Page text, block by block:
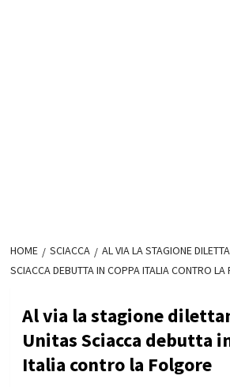
HOME SCIACCA
AL VIA LA STAGIONE
SCIACCA DEBUTTA IN COPPA ITALIA CONTRO LA
Al via la stagione
Unitas Sciacca debutta
Italia contro la Folgore